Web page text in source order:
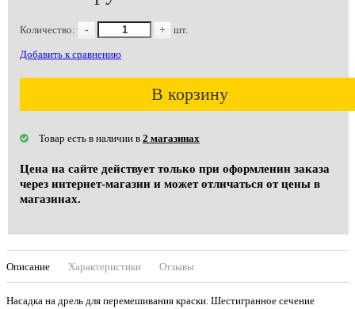
Количество: - + шт.
Добавить к сравнению
В корзину
Товар есть в наличии в 2 магазинах
Цена на сайте действует только при оформлении заказа
через интернет-магазин и может отличаться от цены в
магазинах.
Описание Характеристики Отзывы
Насадка на дрель для перемешивания краски. Шестигранное сечение